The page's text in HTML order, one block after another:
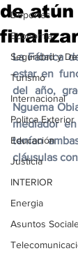
Deportes
Economia
Seguridad y
Turismo
Internacional
Politca Exterior
Educación
Justicia
INTERIOR
Energia
Asuntos
de
La Fábrica
estar en
del año,
Nguema
mediador
tenían
cláusulas